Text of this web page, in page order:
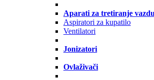
Aparati za tretiranje
Aspiratori za kupatilo
Ventilatori
Jonizatori
Ovlaživači